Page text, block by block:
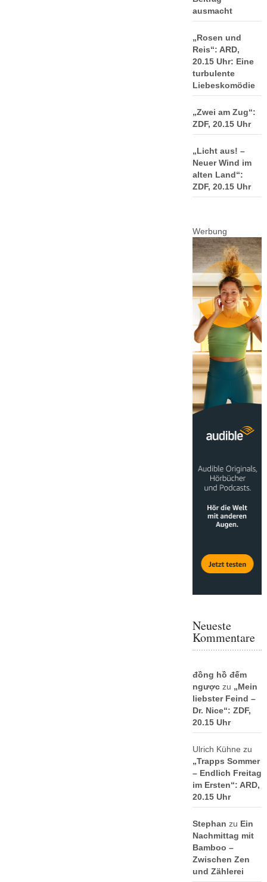
ausmacht
„Rosen und
Reis“: ARD,
20.15 Uhr: Eine
turbulente
Liebeskomödie
„Zwei am Zug“:
ZDF, 20.15 Uhr
„Licht aus! –
Neuer Wind im
alten Land“:
ZDF, 20.15 Uhr
Werbung
Neueste
Kommentare
đồng hồ đếm
ngượczu „Mein
liebster Feind –
Dr. Nice“: ZDF,
20.15 Uhr
Ulrich Kühne zu
„Trapps Sommer
– Endlich Freitag
im Ersten“: ARD,
20.15 Uhr
Stephan zu Ein
Nachmittag mit
Bamboo –
Zwischen Zen
und Zählerei